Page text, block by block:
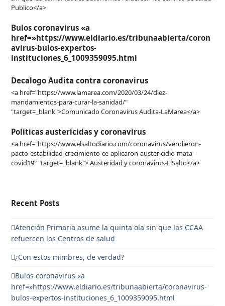
Publico</a>
Bulos coronavirus «a
href=»https://www.eldiario.es/tribunaabierta/coron
avirus-bulos-expertos-
instituciones_6_1009359095.html
Decalogo Audita contra coronavirus
<a href="https://www.lamarea.com/2020/03/24/diez-
mandamientos-para-curar-la-sanidad/"
"target=_blank">Comunicado Coronavirus Audita-LaMarea</a>
Politicas austericidas y coronavirus
<a href="https://www.elsaltodiario.com/coronavirus/vendieron-
pacto-estabilidad-crecimiento-ce-aplicaron-austericidio-mata-
covid19" "target=_blank"> Austeridad y coronavirus-ElSalto</a>
Recent Posts
Atención Primaria asume la quinta ola sin que las CCAA
refuercen los Centros de salud
¿Con estos mimbres, de verdad?
Bulos coronavirus «a
href=»https://www.eldiario.es/tribunaabierta/coronavirus-
bulos-expertos-instituciones_6_1009359095.html